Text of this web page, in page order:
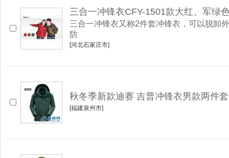
三合一冲锋衣CFY-1501款大红、军绿
三合一冲锋衣又称2件套冲锋衣，可以脱卸
防
[河北石家庄市]
秋冬季新款迪赛 吉普冲锋衣男款两件
[福建泉州市]